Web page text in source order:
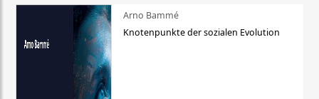
Arno Bammé
Knotenpunkte der sozialen Evolution